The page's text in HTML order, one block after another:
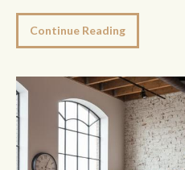
Continue Reading